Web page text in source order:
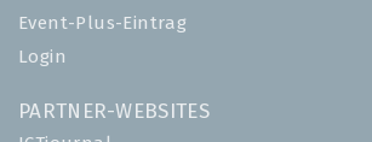
Event-Plus-Eintrag
Login
PARTNER-WEBSITES